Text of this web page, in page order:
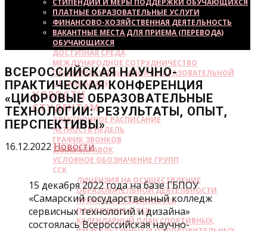
СТИПЕНДИИ И МЕРЫ ПОДДЕРЖКИ ОБУЧАЮЩИХСЯ
ПЛАТНЫЕ ОБРАЗОВАТЕЛЬНЫЕ УСЛУГИ
ФИНАНСОВО-ХОЗЯЙСТВЕННАЯ ДЕЯТЕЛЬНОСТЬ
ВАКАНТНЫЕ МЕСТА ДЛЯ ПРИЕМА (ПЕРЕВОДА)
ОБУЧАЮЩИХСЯ
ДОСТУПНАЯ СРЕДА
МЕЖДУНАРОДНОЕ СОТРУДНИЧЕСТВО
ОРГАНИЗАЦИЯ ПИТАНИЯ В ОБРАЗОВАТЕЛЬНОЙ
ОРГАНИЗАЦИИ
НОВОСТИ
СТУДЕНТАМ
ЭЛЕКТРОННОЕ РАСПИСАНИЕ
ЧЕТНОСТЬ НЕДЕЛЬ
ГРАФИК ЗВОНКОВ
ЗАКАЗ СПРАВОК
УСЛОВНОЕ ОБОЗНАЧЕНИЕ ГРУПП
ССК
ЛИЦЕНЗИЯ НА ОСУЩЕСТВЛЕНИЕ
ОБРАЗОВАТЕЛЬНОЙ ДЕЯТЕЛЬНОСТИ
ПРИКАЗ О СОЗДАНИИ ССК
ПОЛОЖЕНИЕ О ССК
КАЛЕНДАРНЫЙ ПЛАН СПОРТИВНЫХ,
ВСЕРОССИЙСКАЯ НАУЧНО-
ПРАКТИЧЕСКАЯ КОНФЕРЕНЦИЯ
«ЦИФРОВЫЕ ОБРАЗОВАТЕЛЬНЫЕ
ТЕХНОЛОГИИ: РЕЗУЛЬТАТЫ, ОПЫТ,
ПЕРСПЕКТИВЫ»
16.12.2022 Новости
15 декабря 2022 года на базе ГБПОУ
«Самарский государственный колледж
сервисных технологий и дизайна»
состоялась Всероссийская научно-